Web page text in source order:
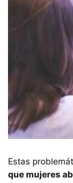
Estas
que mujeres